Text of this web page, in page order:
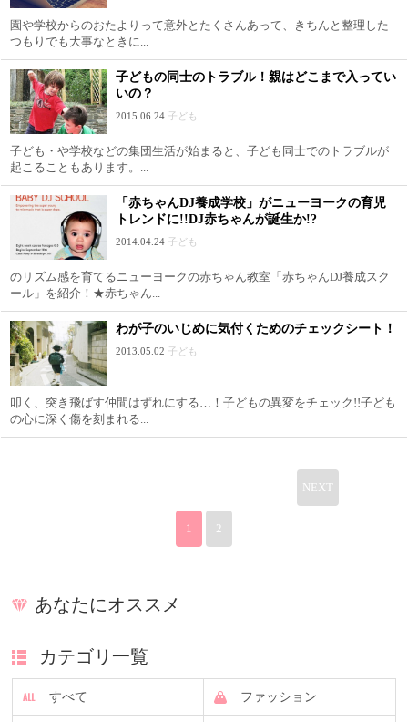
園や学校からのおたよりって意外とたくさんあって、きちんと整理した
つもりでも大事なときに...
子どもの同士のトラブル！親はどこまで入ってい
いの？
2015.06.24 子ども
子ども・や学校などの集団生活が始まると、子ども同士でのトラブルが
起こることもあります。...
「赤ちゃんDJ養成学校」がニューヨークの育児
トレンドに!!DJ赤ちゃんが誕生か!?
2014.04.24 子ども
のリズム感を育てるニューヨークの赤ちゃん教室「赤ちゃんDJ養成スク
ール」を紹介！★赤ちゃん...
わが子のいじめに気付くためのチェックシート！
2013.05.02 子ども
叩く、突き飛ばす仲間はずれにする…！子どもの異変をチェック!!子ども
の心に深く傷を刻まれる...
1 2
NEXT
あなたにオススメ
カテゴリ一覧
すべて ファッション